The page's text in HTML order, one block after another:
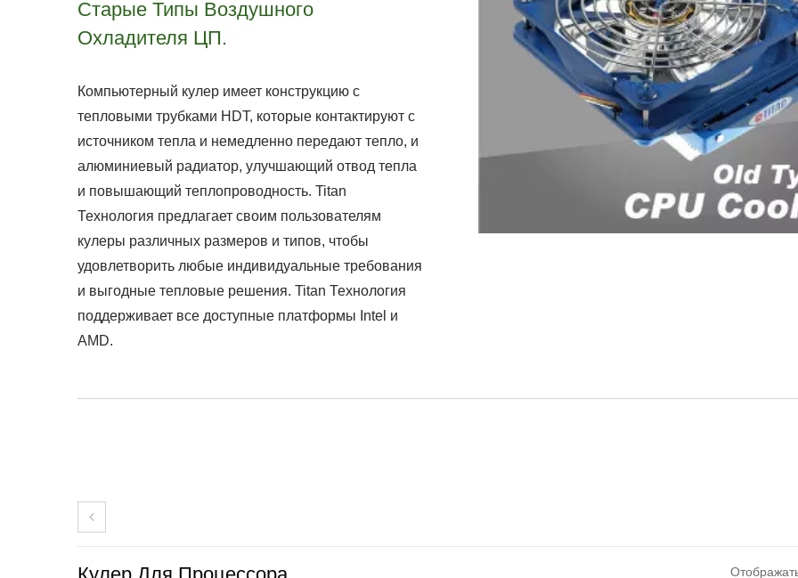
Старые Типы Воздушного
Охладителя ЦП.
Компьютерный кулер имеет конструкцию с
тепловыми трубками HDT, которые контактируют с
источником тепла и немедленно передают тепло, и
алюминиевый радиатор, улучшающий отвод тепла
и повышающий теплопроводность. Titan
Технология предлагает своим пользователям
кулеры различных размеров и типов, чтобы
удовлетворить любые индивидуальные требования
и выгодные тепловые решения. Titan Технология
поддерживает все доступные платформы Intel и
AMD.